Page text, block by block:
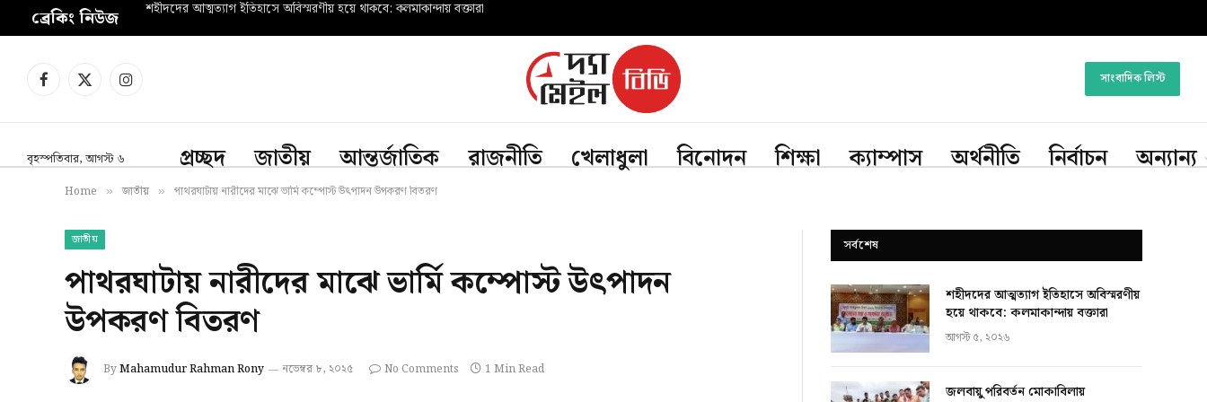
ব্রেকিং নিউজ শহীদদের আত্মত্যাগ ইতিহাসে অবিস্মরণীয় হয়ে থাকবে: কলমাকান্দায় বক্তারা
Facebook
X
Instagram সাংবাদিক লিস্ট
বৃহস্পতিবার, আগস্ট ৬ প্রচ্ছদ জাতীয় আন্তর্জাতিক রাজনীতি খেলাধুলা বিনোদন শিক্ষা ক্যাম্পাস অর্থনীতি নির্বাচন অন্যান্য
Home » জাতীয় » পাথরঘাটায় নারীদের মাঝে ভার্মি কম্পোস্ট উৎপাদন উপকরণ বিতরণ
জাতীয়
পাথরঘাটায় নারীদের মাঝে ভার্মি কম্পোস্ট উৎপাদন
উপকরণ বিতরণ
ByMahamudur Rahman Rony নভেম্বর ৮, ২০২৫ No Comments 1 Min Read
সর্বশেষ
শহীদদের আত্মত্যাগ ইতিহাসে অবিস্মরণীয়
হয়ে থাকবে: কলমাকান্দায় বক্তারা
আগস্ট ৫, ২০২৬
জলবায়ু পরিবর্তন মোকাবিলায়